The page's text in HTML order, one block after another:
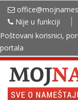
Nije u funkciji
Poštovani korisnici,
portala